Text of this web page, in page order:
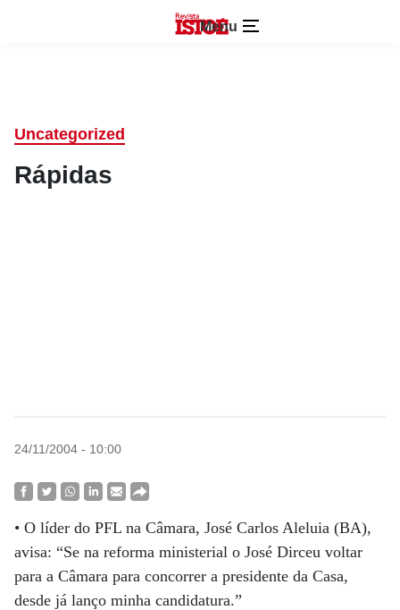
Menu
Uncategorized
Rápidas
24/11/2004 - 10:00
• O líder do PFL na Câmara, José Carlos Aleluia (BA),
avisa: “Se na reforma ministerial o José Dirceu voltar
para a Câmara para concorrer a presidente da Casa,
desde já lanço minha candidatura.”